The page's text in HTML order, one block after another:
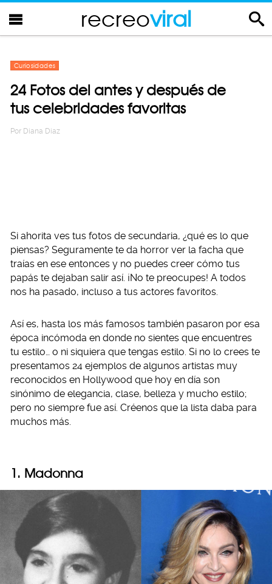
recreoviral
Curiosidades
24 Fotos del antes y después de
tus celebridades favoritas
Por Diana Diaz
Si ahorita ves tus fotos de secundaria, ¿qué es lo que
piensas? Seguramente te da horror ver la facha que
traías en ese entonces y no puedes creer cómo tus
papás te dejaban salir así. ¡No te preocupes! A todos
nos ha pasado, incluso a tus actores favoritos.
Así es, hasta los más famosos también pasaron por esa
época incómoda en donde no sientes que encuentres
tu estilo… o ni siquiera que tengas estilo. Si no lo crees te
presentamos 24 ejemplos de algunos artistas muy
reconocidos en Hollywood que hoy en día son
sinónimo de elegancia, clase, belleza y mucho estilo;
pero no siempre fue así. Créenos que la lista daba para
muchos más.
1. Madonna